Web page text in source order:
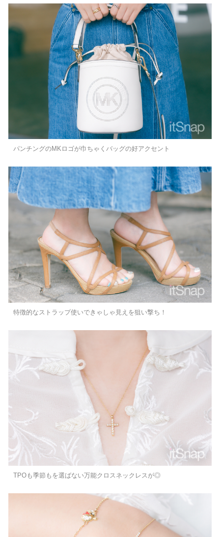
パンチングのMKロゴが巾ちゃくバッグの好アクセント
特徴的なストラップ使いできゃしゃ見えを狙い撃ち！
TPOも季節もを選ばない万能クロスネックレスが◎